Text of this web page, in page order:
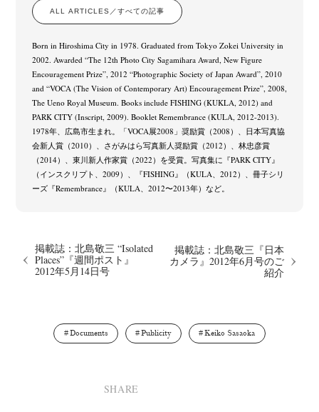
ALL ARTICLES／すべての記事
Born in Hiroshima City in 1978. Graduated from Tokyo Zokei University in
2002. Awarded “The 12th Photo City Sagamihara Award, New Figure
Encouragement Prize”, 2012 “Photographic Society of Japan Award”, 2010
and “VOCA (The Vision of Contemporary Art) Encouragement Prize”, 2008,
The Ueno Royal Museum. Books include FISHING (KUKLA, 2012) and
PARK CITY (Inscript, 2009). Booklet Remembrance (KULA, 2012-2013).
1978年、広島市生まれ。「VOCA展2008」奨励賞（2008）、日本写真協
会新人賞（2010）、さがみはら写真新人奨励賞（2012）、林忠彦賞
（2014）、東川新人作家賞（2022）を受賞。写真集に『PARK CITY』
（インスクリプト、2009）、『FISHING』（KULA、2012）、冊子シリ
ーズ『Remembrance』（KULA、2012〜2013年）など。
掲載誌：北島敬三 “Isolated
Places”『週間ポスト』
2012年5月14日号
掲載誌：北島敬三『日本
カメラ』2012年6月号のご
紹介
Documents Publicity Keiko Sasaoka
SHARE